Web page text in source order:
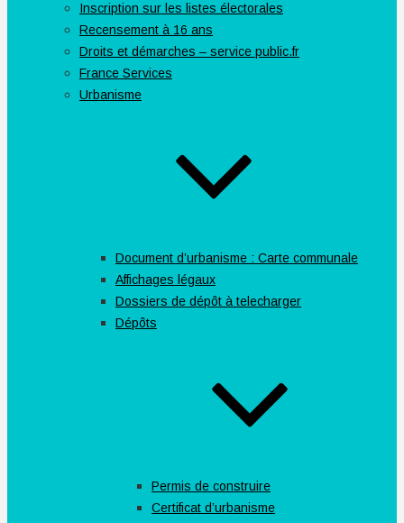
Inscription sur les listes électorales
Recensement à 16 ans
Droits et démarches – service public.fr
France Services
Urbanisme
Document d’urbanisme : Carte communale
Affichages légaux
Dossiers de dépôt à telecharger
Dépôts
Permis de construire
Certificat d’urbanisme